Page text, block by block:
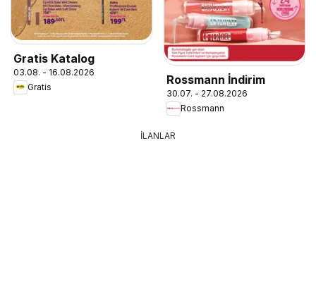
Gratis Katalog
03.08. - 16.08.2026
Gratis
Rossmann İndirim
30.07. - 27.08.2026
Rossmann
İLANLAR